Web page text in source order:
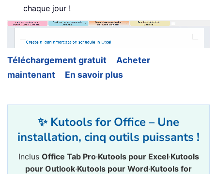
chaque jour !
Téléchargement gratuit
Acheter
maintenant
En savoir plus
✨ Kutools for Office – Une
installation, cinq outils puissants !
Inclus Office Tab Pro·Kutools pour Excel·Kutools
pour Outlook·Kutools pour Word·Kutools for